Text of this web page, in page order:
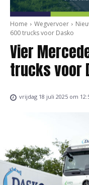
Home Wegvervoer
600 trucks voor Dasko
Vier
trucks voor
vrijdag 18 juli 2025 om